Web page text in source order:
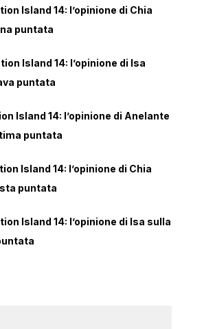
Island 14: l’opinione di Chia
puntata
Island 14: l’opinione di Isa
puntata
Island 14: l’opinione di Anelante
puntata
Island 14: l’opinione di Chia
puntata
Island 14: l’opinione di Isa sulla